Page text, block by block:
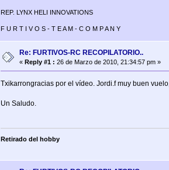
REP. LYNX HELI INNOVATIONS
F U R T I V O S - T E A M - C O M P A N Y
Re: FURTIVOS-RC RECOPILATORIO..
«Reply #1 : 26 de Marzo de 2010, 21:34:57 pm »
Txikarrongracias por el vídeo. Jordi.f muy buen
Un Saludo.
Retirado del hobby